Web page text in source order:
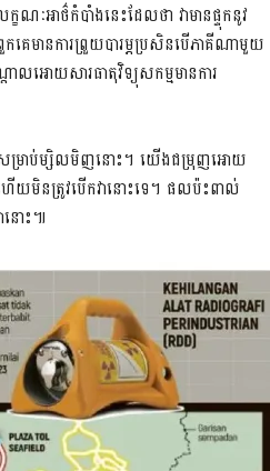
ណៈ​អាថ៌កំបាំង​នេះ​ដែលថា វាមានផ្ទុកនូវ
គេមានការព្រួយបារម្ភប្រសិនបើភាគីណាមួយ
អោយសារធាតុវិទ្យុសកម្ម​មានការ
ង់សម្រាប់​ម្សិលមិញនោះ។ យើងជម្រុញអោយ
ើយមិនត្រូវបើកវានោះទេ។ ផលប៉ះពាល់
នោះ៕